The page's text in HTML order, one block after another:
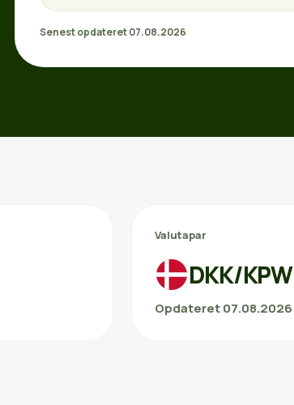
Senest opdateret 07.08.2026
Valutapar
DKK/KPW
Opdateret 07.08.2026